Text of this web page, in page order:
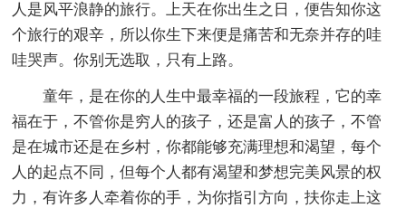
人是风平浪静的旅行。上天在你出生之日，便告知你这
个旅行的艰辛，所以你生下来便是痛苦和无奈并存的哇
哇哭声。你别无选取，只有上路。
童年，是在你的人生中最幸福的一段旅程，它的幸
福在于，不管你是穷人的孩子，还是富人的孩子，不管
是在城市还是在乡村，你都能够充满理想和渴望，每个
人的起点不同，但每个人都有渴望和梦想完美风景的权
力，有许多人牵着你的手，为你指引方向，扶你走上这